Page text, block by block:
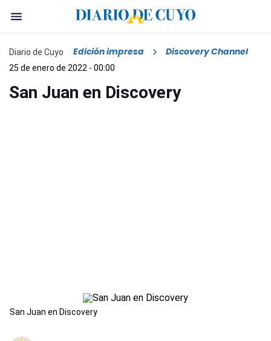
Diario de Cuyo Edición impresa Discovery Channel
25 de enero de 2022 - 00:00
San Juan en Discovery
San Juan en Discovery